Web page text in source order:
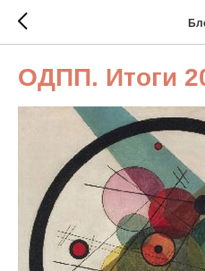
ОДПП. Итоги